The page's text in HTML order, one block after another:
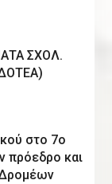
ΣΧΟΛ.
στο 7ο
πρόεδρο και
Δρομέων